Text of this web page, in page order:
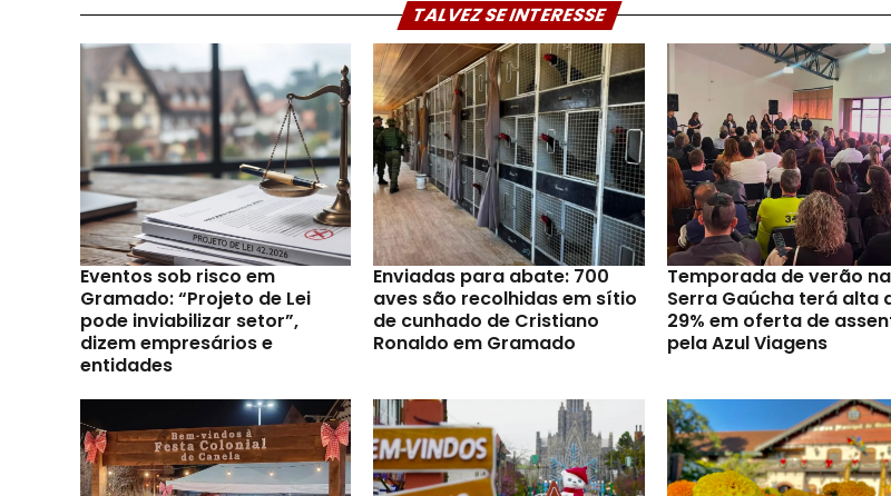
TALVEZ SE INTERESSE
Eventos sob risco em
Gramado: “Projeto de Lei
pode inviabilizar setor”,
dizem empresários e
entidades
Enviadas para abate: 700
aves são recolhidas em sítio
de cunhado de Cristiano
Ronaldo em Gramado
Temporada de verão na
Serra Gaúcha terá alta
29% em oferta de
pela Azul Viagens